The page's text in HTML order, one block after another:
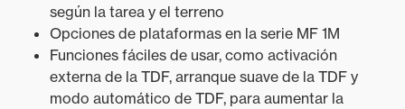
según la tarea y el terreno
Opciones de plataformas en la serie MF 1M
Funciones fáciles de usar, como activación
externa de la TDF, arranque suave de la TDF y
modo automático de TDF, para aumentar la